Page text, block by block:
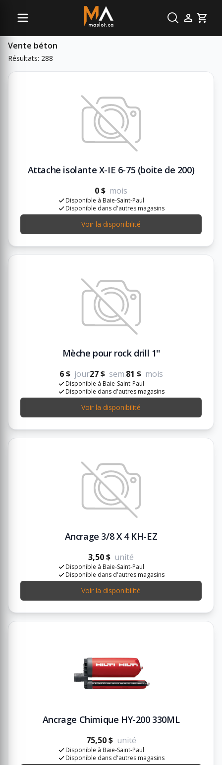
Cart
Sous-catégories
Vente béton
Résultats: 288
Attache isolante X-IE 6-75 (boite de 200)
0 $ mois
Disponible à Baie-Saint-Paul
Disponible dans d'autres magasins
Voir la disponibilité
Mèche pour rock drill 1''
6 $ jour27 $ sem.81 $ mois
Disponible à Baie-Saint-Paul
Disponible dans d'autres magasins
Voir la disponibilité
Ancrage 3/8 X 4 KH-EZ
3,50 $ unité
Disponible à Baie-Saint-Paul
Disponible dans d'autres magasins
Voir la disponibilité
Ancrage Chimique HY-200 330ML
75,50 $ unité
Disponible à Baie-Saint-Paul
Disponible dans d'autres magasins